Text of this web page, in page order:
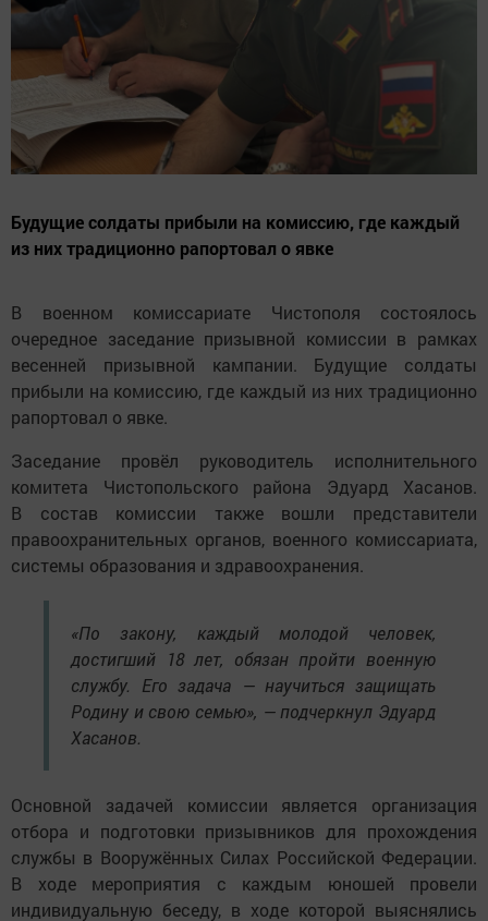
Будущие солдаты прибыли на комиссию, где каждый
из них традиционно рапортовал о явке
В военном комиссариате Чистополя состоялось
очередное заседание призывной комиссии в рамках
весенней призывной кампании. Будущие солдаты
прибыли на комиссию, где каждый из них традиционно
рапортовал о явке.
Заседание провёл руководитель исполнительного
комитета Чистопольского района Эдуард Хасанов.
В состав комиссии также вошли представители
правоохранительных органов, военного комиссариата,
системы образования и здравоохранения.
«По закону, каждый молодой человек,
достигший 18 лет, обязан пройти военную
службу. Его задача — научиться защищать
Родину и свою семью», — подчеркнул Эдуард
Хасанов.
Основной задачей комиссии является организация
отбора и подготовки призывников для прохождения
службы в Вооружённых Силах Российской Федерации.
В ходе мероприятия с каждым юношей провели
индивидуальную беседу, в ходе которой выяснялись